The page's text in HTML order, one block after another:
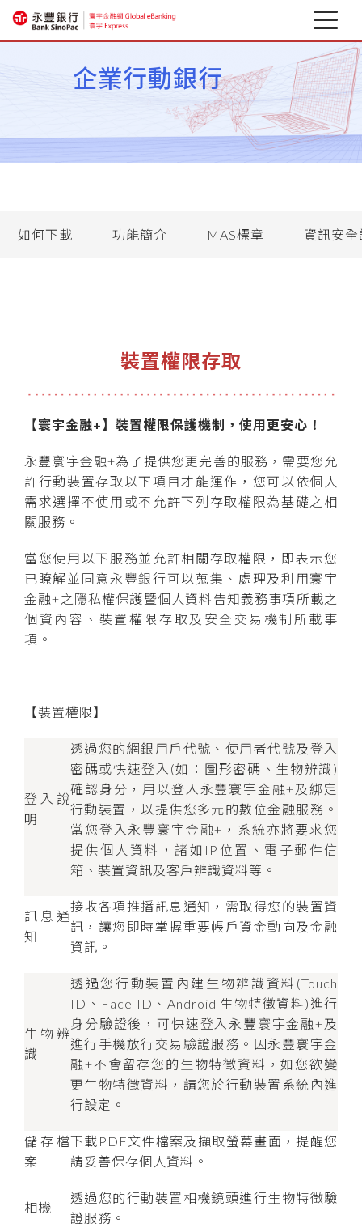
關於寰宇
企業行動銀行
如何下載 功能簡介 MAS標章 資訊安全
裝置權限存取
【寰宇金融+】 裝置權限保護機制，使用更安心！
永豐寰宇金融+為了提供您更完善的服務，需要您允
許行動裝置存取以下項目才能運作，您可以依個人
需求選擇不使用或不允許下列存取權限為基礎之相
關服務。
當您使用以下服務並允許相關存取權限，即表示您
已瞭解並同意永豐銀行可以蒐集、處理及利用寰宇
金融+之隱私權保護暨個人資料告知義務事項所載之
個資內容、裝置權限存取及安全交易機制所載事
項。
【裝置權限】
登入說
明
透過您的網銀用戶代號、使用者代號及登入
密碼或快速登入(如：圖形密碼、生物辨識)
確認身分，用以登入永豐寰宇金融+及綁定
行動裝置，以提供您多元的數位金融服務。
當您登入永豐寰宇金融+，系統亦將要求您
提供個人資料，諸如IP位置、電子郵件信
箱、裝置資訊及客戶辨識資料等。
訊息通
知
接收各項推播訊息通知，需取得您的裝置資
訊，讓您即時掌握重要帳戶資金動向及金融
資訊。
生物辨
識
透過您行動裝置內建生物辨識資料(Touch
ID、Face ID、Android 生物特徵資料)進行
身分驗證後，可快速登入永豐寰宇金融+及
進行手機放行交易驗證服務。因永豐寰宇金
融+不會留存您的生物特徵資料，如您欲變
更生物特徵資料，請您於行動裝置系統內進
行設定。
儲存檔
案
下載PDF文件檔案及擷取螢幕畫面，提醒您
請妥善保存個人資料。
相機
透過您的行動裝置相機鏡頭進行生物特徵驗
證服務。